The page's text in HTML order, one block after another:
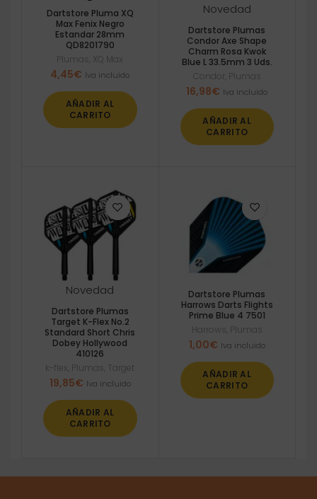
Dartstore Pluma XQ
Max Fenix Negro
Estandar 28mm
QD8201790
Plumas XQ Max
4,45€ Iva incluido
AÑADIR AL
CARRITO
Novedad
Dartstore Plumas
Condor Axe Shape
Charm Rosa Kwok
Blue L 33.5mm 3 Uds.
Condor Plumas
16,98€ Iva incluido
AÑADIR AL
CARRITO
Novedad
Dartstore Plumas
Target K-Flex No.2
Standard Short Chris
Dobey Hollywood
410126
k-flex Plumas Target
19,85€ Iva incluido
AÑADIR AL
CARRITO
Dartstore Plumas
Harrows Darts Flights
Prime Blue 4 7501
Harrows Plumas
1,00€ Iva incluido
AÑADIR AL
CARRITO